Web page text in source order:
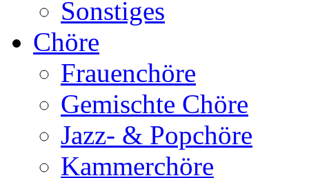
Sonstiges
Chöre
Frauenchöre
Gemischte Chöre
Jazz- & Popchöre
Kammerchöre